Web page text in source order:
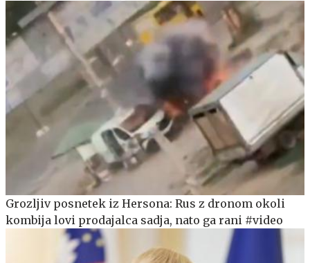
Grozljiv posnetek iz Hersona: Rus z dronom okoli
kombija lovi prodajalca sadja, nato ga rani #video